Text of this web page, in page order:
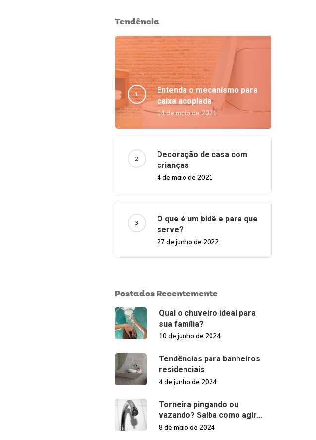
Tendência
Entenda o mecanismo para
caixa acoplada
14 de maio de 2021
Decoração de casa com
crianças
4 de maio de 2021
O que é um bidê e para que
serve?
27 de junho de 2022
Postados Recentemente
Qual o chuveiro ideal para
sua família?
10 de junho de 2024
Tendências para banheiros
residenciais
4 de junho de 2024
Torneira pingando ou
vazando? Saiba como agir
nessas situações!
8 de maio de 2024